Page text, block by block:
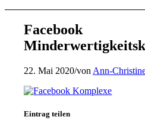
Facebook
22. Mai 2020/von Ann-
Eintrag teilen